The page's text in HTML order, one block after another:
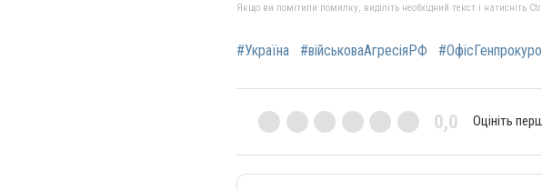
Якщо ви помітили помилку, виділіть необхідний текст і натисніть
#Україна #військоваАгресіяРФ
0,0 Оцініть